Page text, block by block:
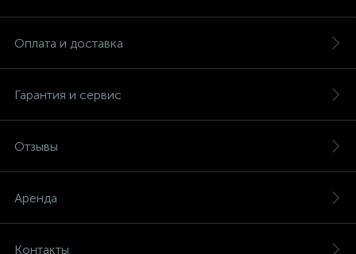
Оплата и доставка
Гарантия и сервис
Отзывы
Аренда
Контакты